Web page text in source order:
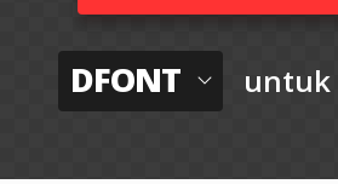
DFONT untuk